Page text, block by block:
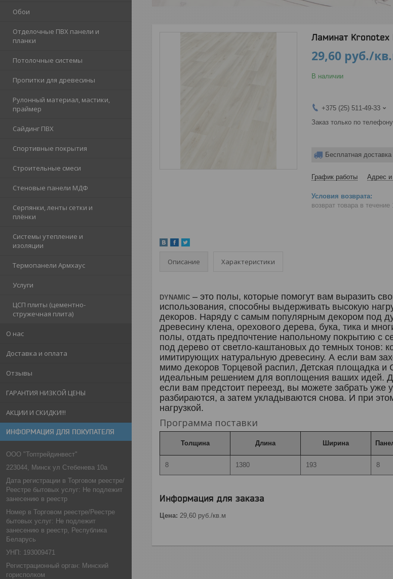
Обои
Отделочные ПВХ панели и
планки
Потолочные системы
Пропитки для древесины
Рулонный материал, мастики,
праймер
Сайдинг ПВХ
Спортивные покрытия
Строительные смеси
Стеновые панели МДФ
Серпянки, ленты сетки и
плёнки
Системы утепление и
изоляции
Термопанели Армхаус
Услуги
ЦСП плиты (цементно-
стружечная плита)
О нас
Доставка и оплата
Отзывы
ГАРАНТИЯ НИЗКОЙ ЦЕНЫ
АКЦИИ И СКИДКИ!!!
ИНФОРМАЦИЯ ДЛЯ ПОКУПАТЕЛЯ
ООО "Топтрейдинвест"
223044, Минск ул Стебенева 10а
Дата регистрации в Торговом реестре/
Реестре бытовых услуг: Не подлежит
занесению в реестр
Номер в Торговом реестре/Реестре
бытовых услуг: Не подлежит
занесению в реестр, Республика
Беларусь
УНП: 193009471
Регистрационный орган: Минский
горисполком
Ламинат Kronotex
29,60 руб./
В наличии
+375 (25) 511-49-33
Заказ только по телефону
Бесплатная доставка
График работы Адрес и
возврат товара в течение
Описание Характеристики
DYNAMIC – это полы, которые помогут вам выразить
использования, способны выдерживать высокую
декоров. Наряду с самым популярным декором под
древесину клена, орехового дерева, бука, тика и
полы, отдать предпочтение напольному покрытию с
под дерево от светло-каштановых до темных тонов:
имитирующих натуральную древесину. А если вам
мимо декоров Торцевой распил, Детская площадка и
идеальным решением для воплощения ваших идей.
если вам предстоит переезд, вы можете забрать уже
разбираются, а затем укладываются снова. И при
нагрузкой.
Программа поставки
Толщина Длина Ширина
8 1380 193 8
Информация для заказа
Цена: 29,60 руб. /кв.м